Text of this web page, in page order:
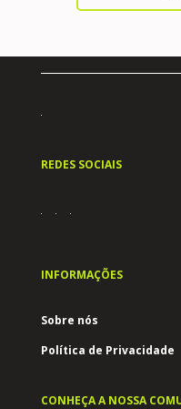
REDES SOCIAIS
INFORMAÇÕES
Sobre nós
Política de Privacidade
CONHEÇA A NOSSA